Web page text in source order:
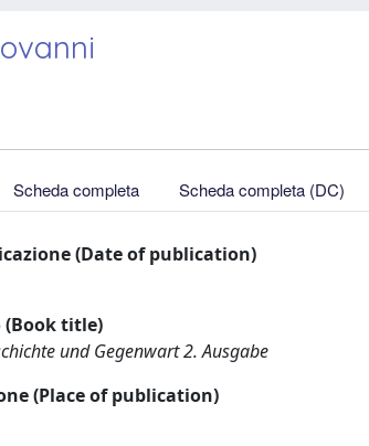
Scheda completa Scheda completa (DC)
(Date of publication)
title)
und Gegenwart 2. Ausgabe
(Place of publication)